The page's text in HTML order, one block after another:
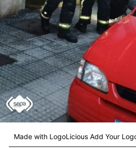
Made with LogoLicious Add Your